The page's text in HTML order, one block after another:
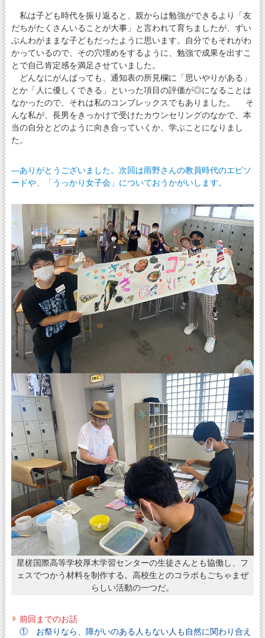
私は子ども時代を振り返ると、親からは勉強ができるより「友
だちがたくさんいることが大事」と言われて育ちましたが、ずい
ぶんわがままな子どもだったように思います。自分でもそれがわ
かっているので、その穴埋めをするように、勉強で成果を出すこ
とで自己肯定感を満足させていました。
どんなにがんばっても、通知表の所見欄に「思いやりがある」
とか「人に優しくできる」といった項目の評価が◎になることは
なかったので、それは私のコンプレックスでもありました。 そ
んな私が、長男をきっかけで受けたカウンセリングのなかで、本
当の自分とどのように向き合っていくか、学ぶことになりまし
た。
―ありがとうございました。次回は雨野さんの教員時代のエピソ
ードや、「うっかり女子会」についておうかがいします。
星槎国際高等学校厚木学習センターの生徒さんとも協働し、フ
ェスでつかう材料を制作する。高校生とのコラボもごちゃまぜ
らしい活動の一つだ。
前回までのお話
① お祭りなら、障がいのある人もない人も自然に関わり合え